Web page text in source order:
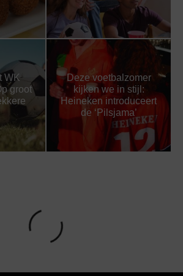
WK
groot
Deze voetbalzomer
kijken we in stijl:
Heineken introduceert
de ‘Pilsjama’